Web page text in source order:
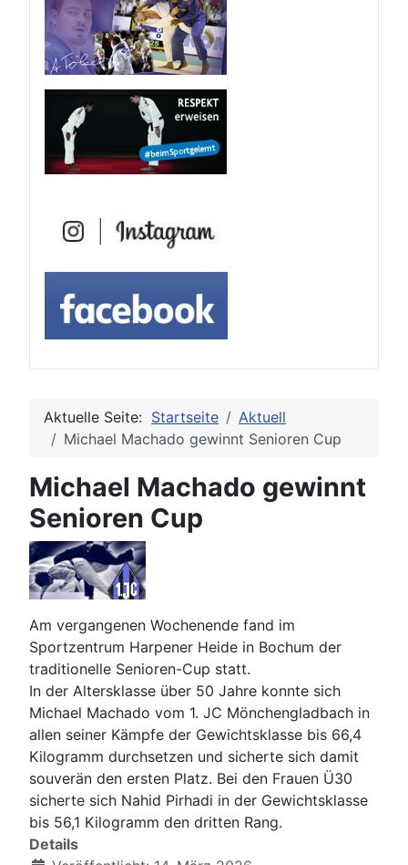
Aktuelle Seite: Startseite
Aktuell
Michael Machado gewinnt Senioren Cup
Michael Machado gewinnt
Senioren Cup
Am vergangenen Wochenende fand im
Sportzentrum Harpener Heide in Bochum der
traditionelle Senioren-Cup statt.
In der Altersklasse über 50 Jahre konnte sich
Michael Machado vom 1. JC Mönchengladbach in
allen seiner Kämpfe der Gewichtsklasse bis 66,4
Kilogramm durchsetzen und sicherte sich damit
souverän den ersten Platz. Bei den Frauen Ü30
sicherte sich Nahid Pirhadi in der Gewichtsklasse
bis 56,1 Kilogramm den dritten Rang.
Details